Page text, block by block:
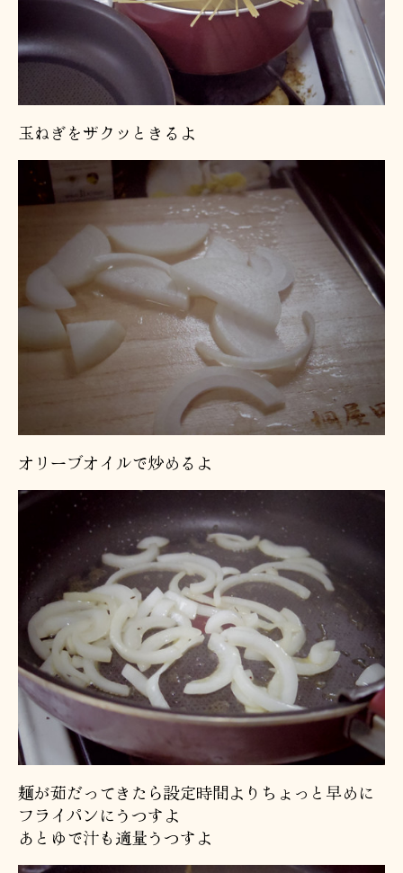
玉ねぎをザクッときるよ
オリーブオイルで炒めるよ
麺が茹だってきたら設定時間よりちょっと早めに
フライパンにうつすよ
あとゆで汁も適量うつすよ